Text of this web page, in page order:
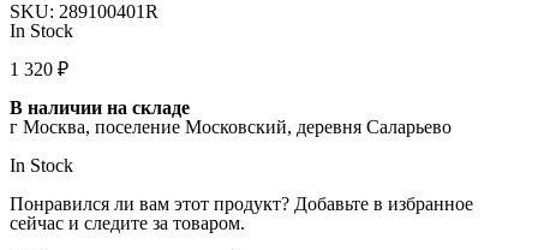
SKU: 289100401R
In Stock
1 320 ₽
В наличии на складе
г Москва, поселение Московский, деревня Саларьево
In Stock
Понравился ли вам этот продукт? Добавьте в избранное
сейчас и следите за товаром.